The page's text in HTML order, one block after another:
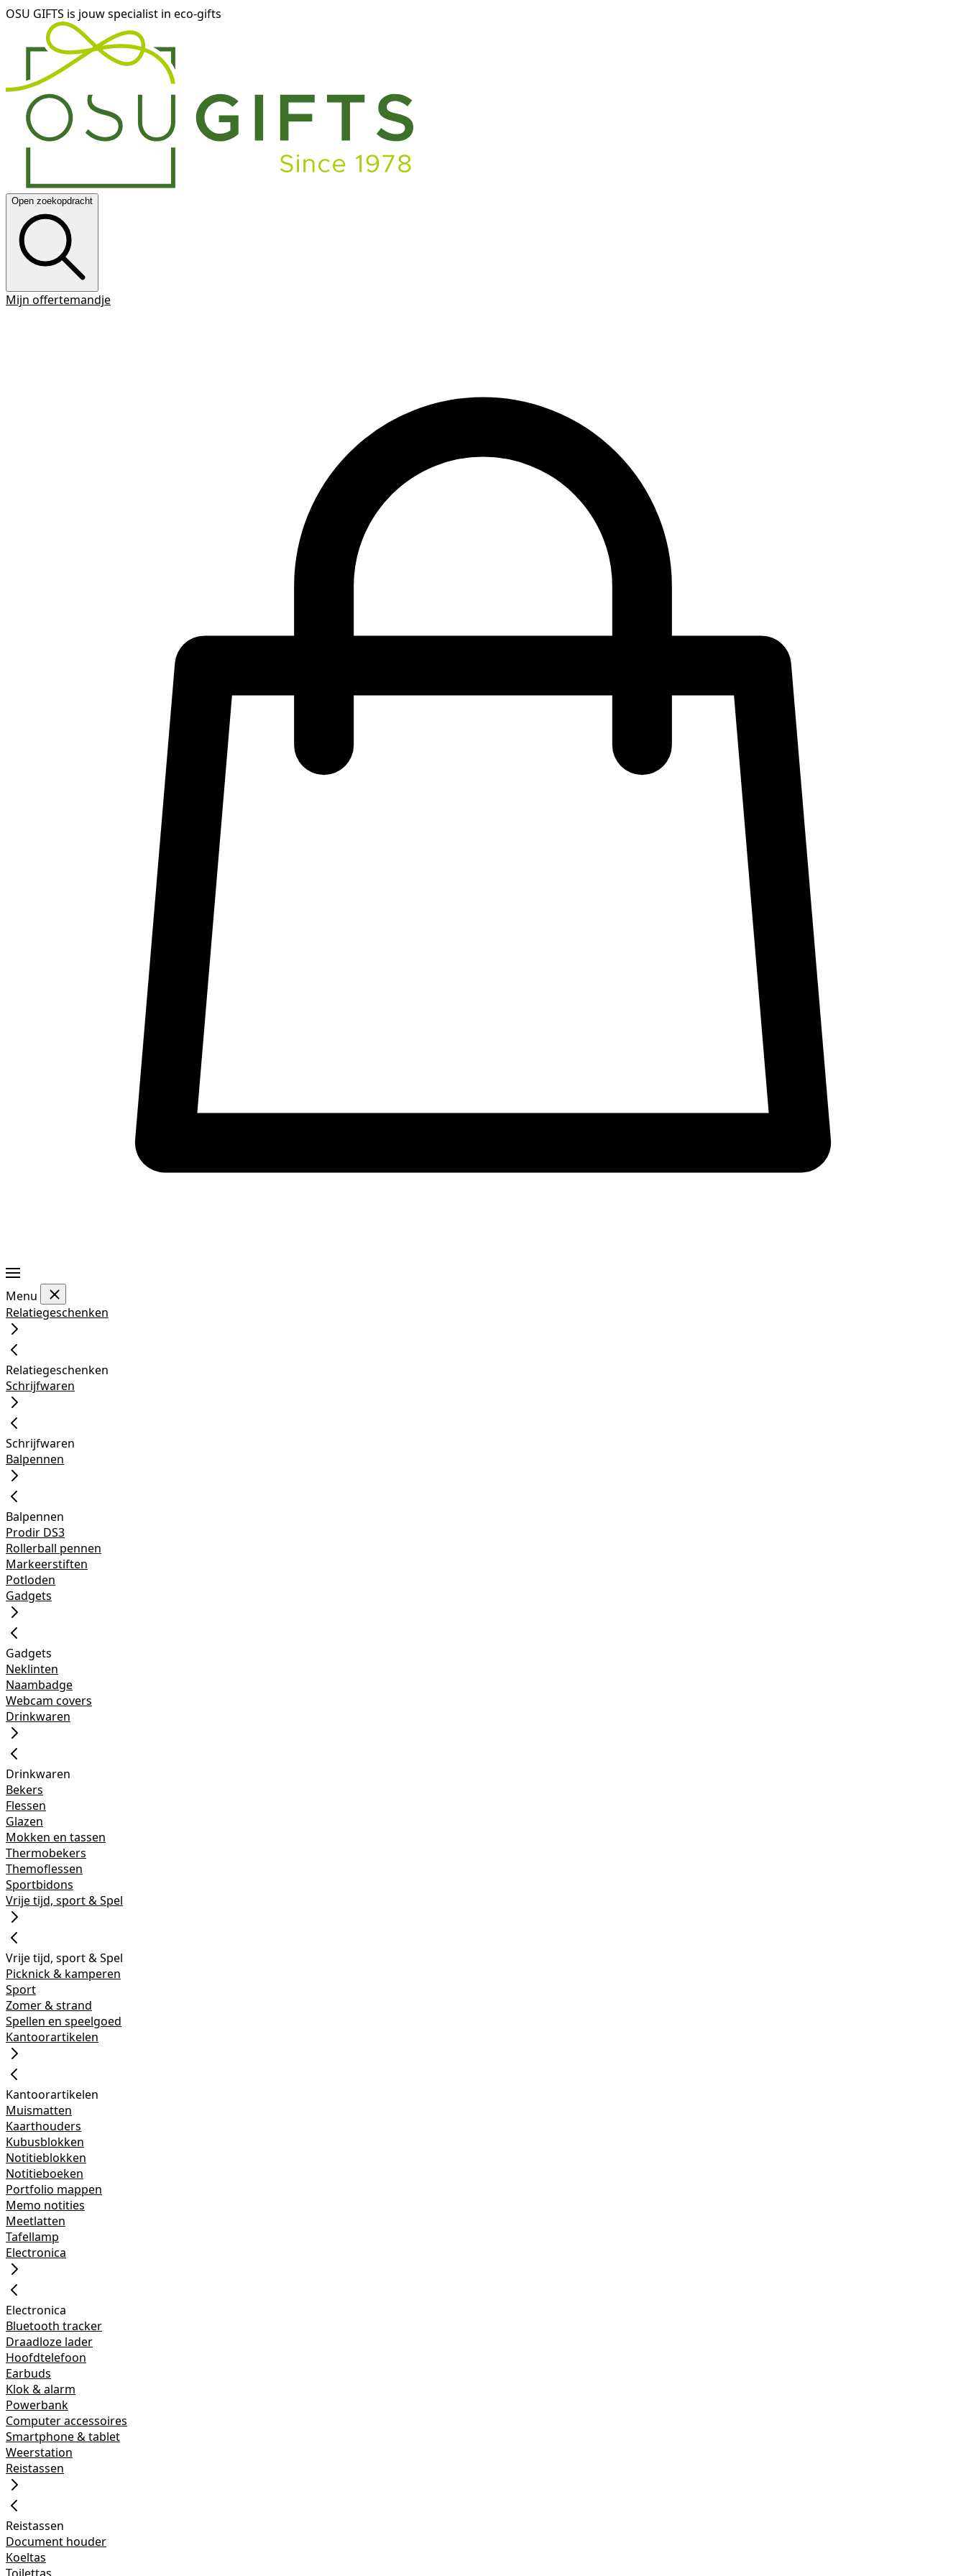
OSU GIFTS is jouw specialist in eco-gifts
Open zoekopdracht
Mijn offertemandje
Menu
Relatiegeschenken
Relatiegeschenken
Schrijfwaren
Schrijfwaren
Balpennen
Balpennen
Prodir DS3
Rollerball pennen
Markeerstiften
Potloden
Gadgets
Gadgets
Neklinten
Naambadge
Webcam covers
Drinkwaren
Drinkwaren
Bekers
Flessen
Glazen
Mokken en tassen
Thermobekers
Themoflessen
Sportbidons
Vrije tijd, sport & Spel
Vrije tijd, sport & Spel
Picknick & kamperen
Sport
Zomer & strand
Spellen en speelgoed
Kantoorartikelen
Kantoorartikelen
Muismatten
Kaarthouders
Kubusblokken
Notitieblokken
Notitieboeken
Portfolio mappen
Memo notities
Meetlatten
Tafellamp
Electronica
Electronica
Bluetooth tracker
Draadloze lader
Hoofdtelefoon
Earbuds
Klok & alarm
Powerbank
Computer accessoires
Smartphone & tablet
Weerstation
Reistassen
Reistassen
Document houder
Koeltas